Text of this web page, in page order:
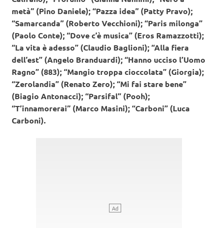
metà” (Pino Daniele); “Pazza idea” (Patty Pravo);
“Samarcanda” (Roberto Vecchioni); “Paris milonga”
(Paolo Conte); “Dove c’è musica” (Eros Ramazzotti);
“La vita è adesso” (Claudio Baglioni); “Alla fiera
dell’est” (Angelo Branduardi); “Hanno ucciso l’Uomo
Ragno” (883); “Mangio troppa cioccolata” (Giorgia);
“Zerolandia” (Renato Zero); “Mi fai stare bene”
(Biagio Antonacci); “Parsifal” (Pooh);
“T’innamorerai” (Marco Masini); “Carboni” (Luca
Carboni).